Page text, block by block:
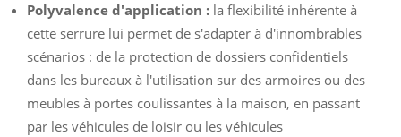
Polyvalence d'application :la flexibilité inhérente à
cette serrure lui permet de s'adapter à d'innombrables
scénarios : de la protection de dossiers confidentiels
dans les bureaux à l'utilisation sur des armoires ou des
meubles à portes coulissantes à la maison, en passant
par les véhicules de loisir ou les véhicules